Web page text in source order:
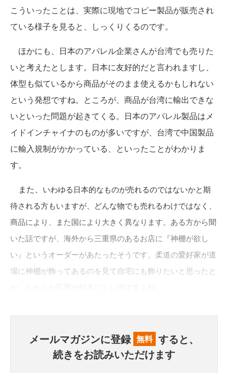
こういったことは、実際に現地でコピー製品が販売され
ている様子を見ると、しっくりくるのです。
ほかにも、日本のアパレル企業さんが台湾でも売りた
いと考えたとします。日本に友好的だと言われますし、
体型も似ているから商品がそのまま使えるかもしれない
という発想ですね。ところが、商品が台湾に輸出できな
いといった問題が起きてくる。日本のアパレル製品はメ
イドインチャイナのものが多いですが、台湾で中国製品
に輸入規制がかかっている、といったことがわかりま
す。
また、 いわゆる日本的なものが売れるのではないかと期
待される方もいますが、どんな物でも売れるわけではなく、
商品により、また国により大きく異なります。ある方から聞
いた話ですが、海外から三重県のあるお店に『神棚が欲し
い』というオーダーがあたったそうです。柔道の愛好家が道
場に神棚が飾ってあるのを見て自宅にも飾りたいと思ったと
メールマガジンに登録 無料 すると、
続きをお読みいただけます